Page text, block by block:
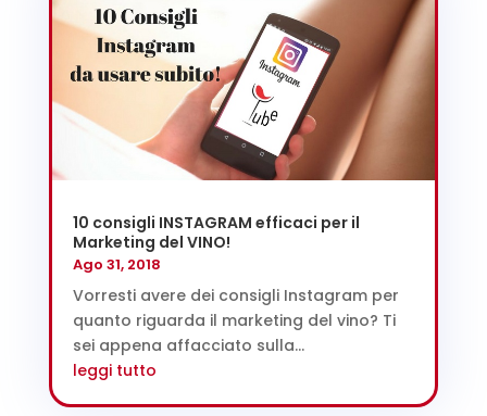
10 consigli INSTAGRAM efficaci per il
Marketing del VINO!
Ago 31, 2018
Vorresti avere dei consigli Instagram per
quanto riguarda il marketing del vino? Ti
sei appena affacciato sulla...
leggi tutto